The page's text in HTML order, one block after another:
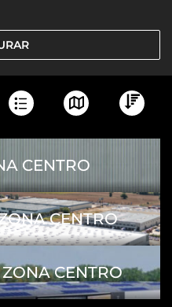
Maior superfície
Menor superfície
CENTRO
CENTRO
CENTRO